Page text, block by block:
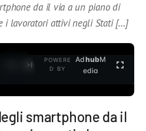
da il via a un piano di
i lavoratori attivi negli Stati […]
POWERE
D BY
AdhubM
edia
smartphone da il